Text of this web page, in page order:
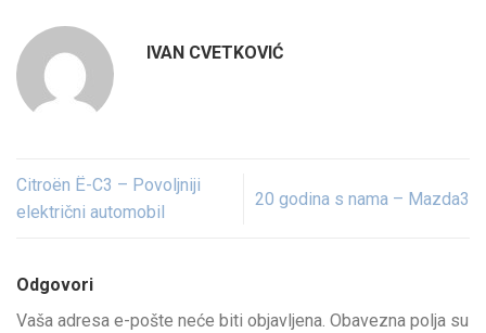
IVAN CVETKOVIĆ
Citroën Ë-C3 – Povoljniji
električni automobil
20 godina s nama – Mazda3
Odgovori
Vaša adresa e-pošte neće biti objavljena. Obavezna polja su